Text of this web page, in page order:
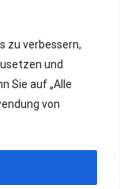
zu verbessern,
und
Sie auf „Alle
von